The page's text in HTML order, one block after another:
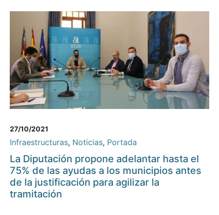
27/10/2021
Infraestructuras, Noticias, Portada
La Diputación propone adelantar hasta el
75% de las ayudas a los municipios antes
de la justificación para agilizar la
tramitación